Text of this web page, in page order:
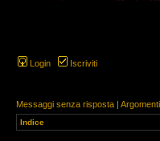
Login Iscriviti
Messaggi senza risposta |
Indice